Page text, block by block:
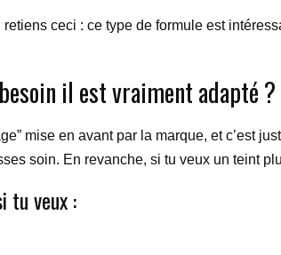
ceci : ce type de formule est
il est vraiment adapté ?
mise en avant par la marque, et c’est
soin. En revanche, si tu veux un teint
tu veux :